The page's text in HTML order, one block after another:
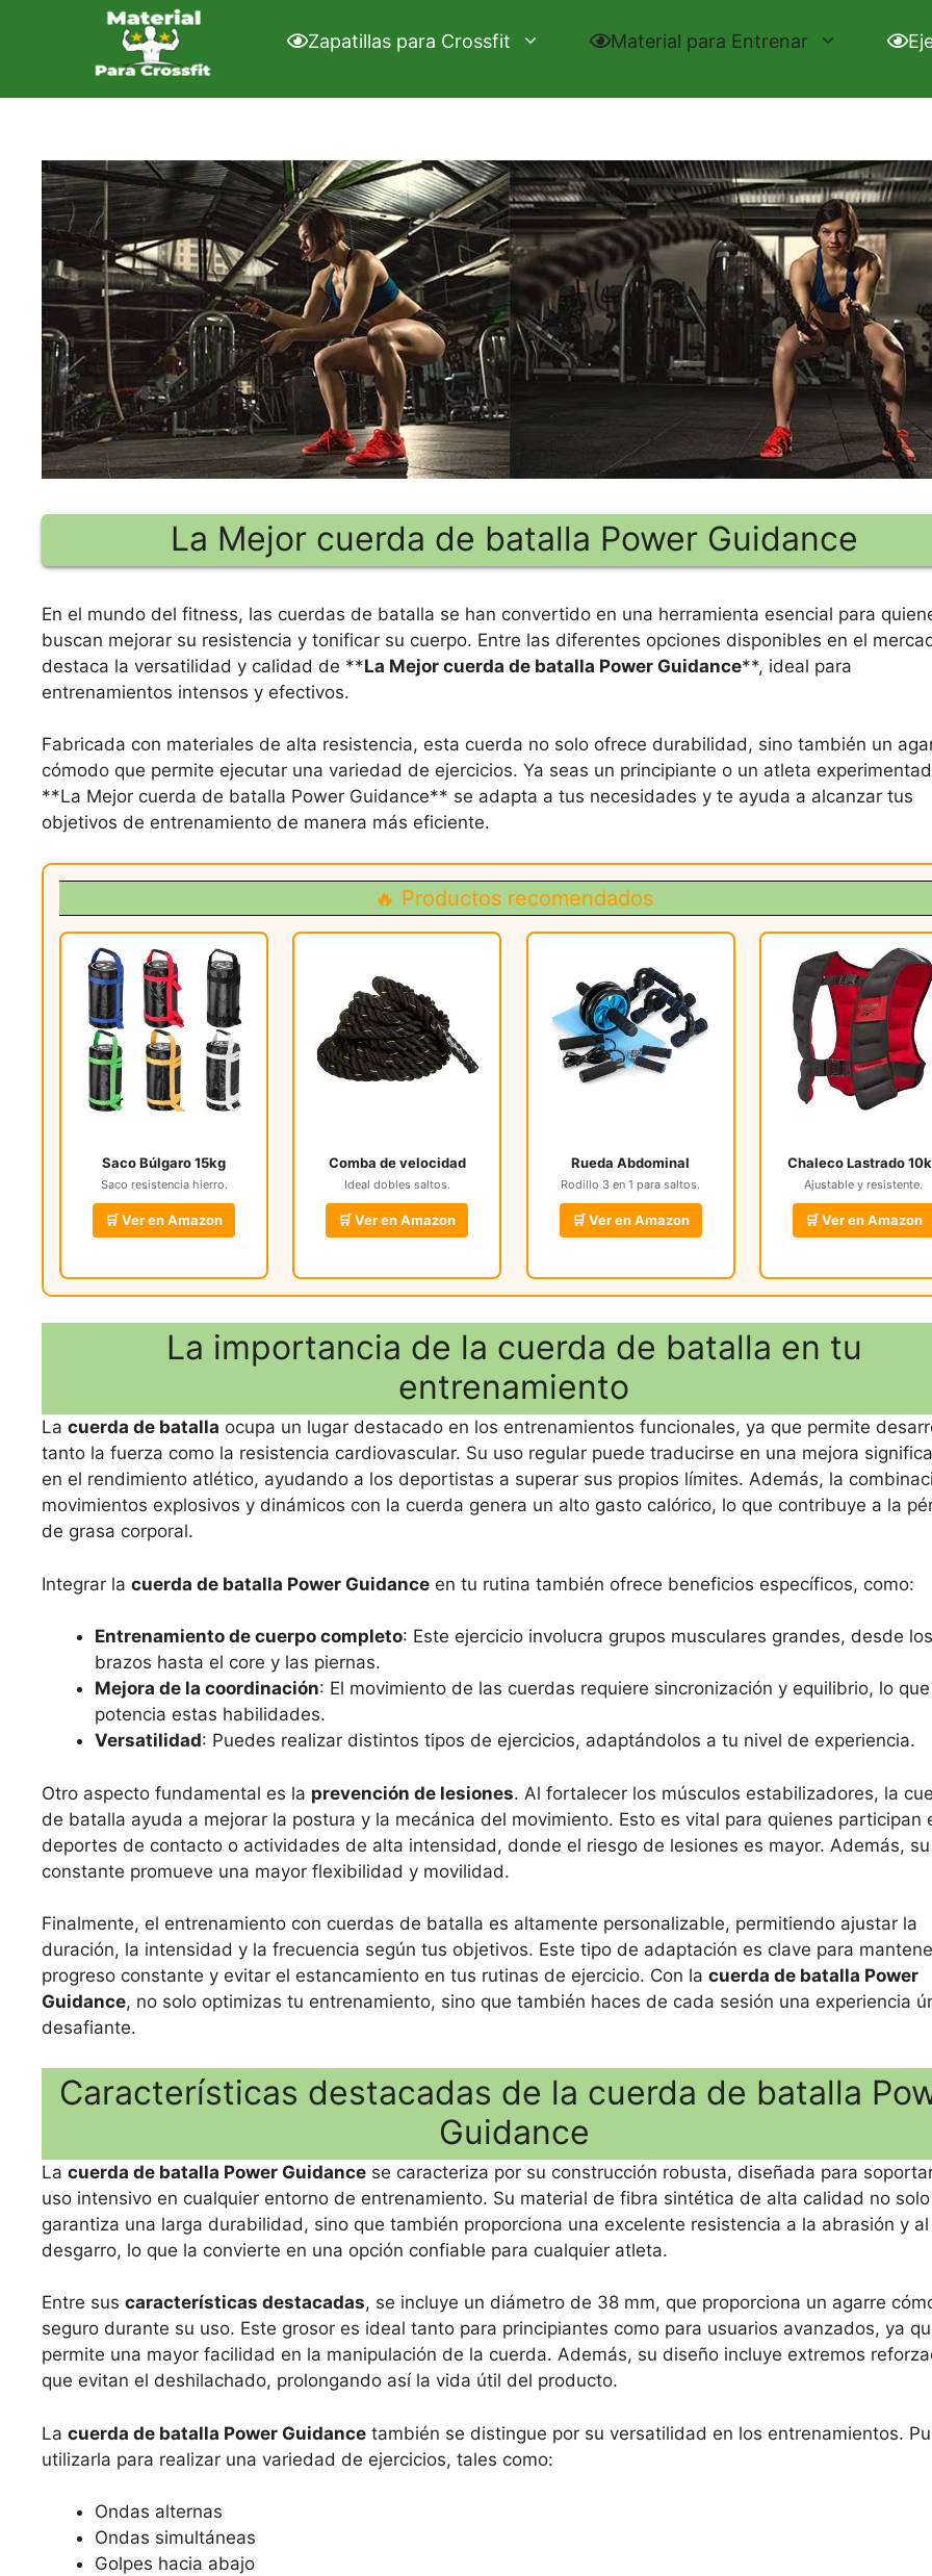
Zapatillas para Crossfit Material para Entrenar
La Mejor cuerda de batalla Power Guidance
En el mundo del fitness, las cuerdas de batalla se han convertido en una herramienta esencial para
buscan mejorar su resistencia y tonificar su cuerpo. Entre las diferentes opciones disponibles en el
destaca la versatilidad y calidad de **La Mejor cuerda de batalla Power Guidance**, ideal para
entrenamientos intensos y efectivos.
Fabricada con materiales de alta resistencia, esta cuerda no solo ofrece durabilidad, sino también un
cómodo que permite ejecutar una variedad de ejercicios. Ya seas un principiante o un atleta
**La Mejor cuerda de batalla Power Guidance** se adapta a tus necesidades y te ayuda a alcanzar tus
objetivos de entrenamiento de manera más eficiente.
🔥 Productos recomendados
Saco Búlgaro 15kg
Saco resistencia hierro.
🛒 Ver en Amazon
Comba de velocidad
Ideal dobles saltos.
🛒 Ver en Amazon
Rueda Abdominal
Rodillo 3 en 1 para saltos.
🛒 Ver en Amazon
Chaleco Lastrado
Ajustable y resistente.
🛒 Ver en Amazon
La importancia de la cuerda de batalla en tu
entrenamiento
La cuerda de batalla ocupa un lugar destacado en los entrenamientos funcionales, ya que permite
tanto la fuerza como la resistencia cardiovascular. Su uso regular puede traducirse en una mejora
en el rendimiento atlético, ayudando a los deportistas a superar sus propios límites. Además, la
movimientos explosivos y dinámicos con la cuerda genera un alto gasto calórico, lo que contribuye a la
de grasa corporal.
Integrar la cuerda de batalla Power Guidance en tu rutina también ofrece beneficios específicos, como:
Entrenamiento de cuerpo completo: Este ejercicio involucra grupos musculares grandes, desde los
brazos hasta el core y las piernas.
Mejora de la coordinación: El movimiento de las cuerdas requiere sincronización y equilibrio, lo que
potencia estas habilidades.
Versatilidad: Puedes realizar distintos tipos de ejercicios, adaptándolos a tu nivel de experiencia.
Otro aspecto fundamental es la prevención de lesiones. Al fortalecer los músculos estabilizadores, la
de batalla ayuda a mejorar la postura y la mecánica del movimiento. Esto es vital para quienes participan
deportes de contacto o actividades de alta intensidad, donde el riesgo de lesiones es mayor. Además,
constante promueve una mayor flexibilidad y movilidad.
Finalmente, el entrenamiento con cuerdas de batalla es altamente personalizable, permitiendo ajustar la
duración, la intensidad y la frecuencia según tus objetivos. Este tipo de adaptación es clave para
progreso constante y evitar el estancamiento en tus rutinas de ejercicio. Con la cuerda de batalla Power
Guidance, no solo optimizas tu entrenamiento, sino que también haces de cada sesión una experiencia
desafiante.
Características destacadas de la cuerda de batalla
Guidance
La cuerda de batalla Power Guidance se caracteriza por su construcción robusta, diseñada para
uso intensivo en cualquier entorno de entrenamiento. Su material de fibra sintética de alta calidad no solo
garantiza una larga durabilidad, sino que también proporciona una excelente resistencia a la abrasión y al
desgarro, lo que la convierte en una opción confiable para cualquier atleta.
Entre sus características destacadas, se incluye un diámetro de 38 mm, que proporciona un agarre
seguro durante su uso. Este grosor es ideal tanto para principiantes como para usuarios avanzados, ya
permite una mayor facilidad en la manipulación de la cuerda. Además, su diseño incluye extremos
que evitan el deshilachado, prolongando así la vida útil del producto.
La cuerda de batalla Power Guidance también se distingue por su versatilidad en los entrenamientos.
utilizarla para realizar una variedad de ejercicios, tales como:
Ondas alternas
Ondas simultáneas
Golpes hacia abajo